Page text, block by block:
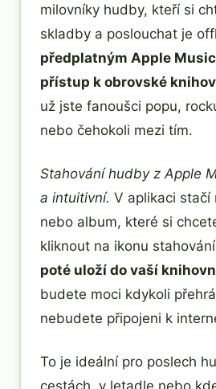
milovníky hudby, kteří si
skladby a poslouchat je
předplatným Apple
přístup k obrovské
už jste fanoušci popu,
nebo čehokoli mezi tím.
Stahování hudby z Apple
a intuitivní. V aplikaci stačí
nebo album, které si
kliknout na ikonu
poté uloží do vaší
budete moci kdykoli
nebudete připojeni k
To je ideální pro poslech
cestách, v letadle nebo